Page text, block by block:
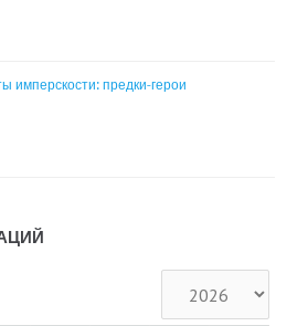
имперскости: предки-герои